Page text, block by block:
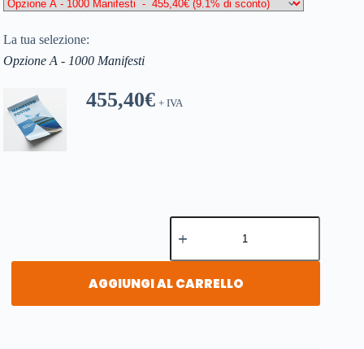
La tua selezione:
Opzione A - 1000 Manifesti
455,40€ + IVA
AGGIUNGI AL CARRELLO